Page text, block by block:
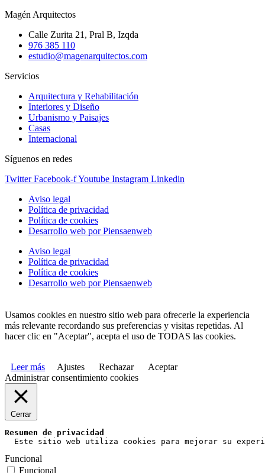
Magén Arquitectos
Calle Zurita 21, Pral B, Izqda
976 385 110
estudio@magenarquitectos.com
Servicios
Arquitectura y Rehabilitación
Interiores y Diseño
Urbanismo y Paisajes
Casas
Internacional
Síguenos en redes
Twitter Facebook-fYoutube Instagram Linkedin
Aviso legal
Política de privacidad
Política de cookies
Desarrollo web por Piensaenweb
Aviso legal
Política de privacidad
Política de cookies
Desarrollo web por Piensaenweb
Usamos cookies en nuestro sitio web para ofrecerle la experiencia
más relevante recordando sus preferencias y visitas repetidas. Al
hacer clic en "Aceptar", acepta el uso de TODAS las cookies.
Leer más Ajustes Rechazar
Aceptar
Administrar consentimiento cookies
Cerrar
Resumen de privacidad
Este sitio web utiliza cookies para mejorar su
Funcional
Funcional